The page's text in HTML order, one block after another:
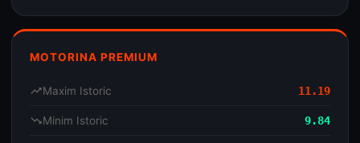
MOTORINA PREMIUM
trending_upMaxim Istoric 11.19
trending_downMinim Istoric 9.84